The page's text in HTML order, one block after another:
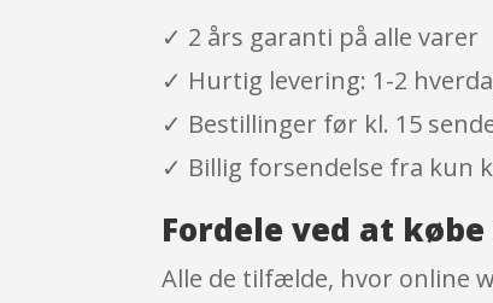
✓ 2 års garanti på alle varer
✓ Hurtig levering: 1-2
✓ Bestillinger før kl. 15
✓ Billig forsendelse fra kun
Fordele ved at
Alle de tilfælde, hvor online